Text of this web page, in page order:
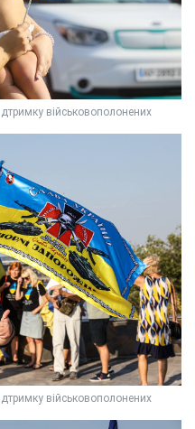
військовополонених
військовополонених